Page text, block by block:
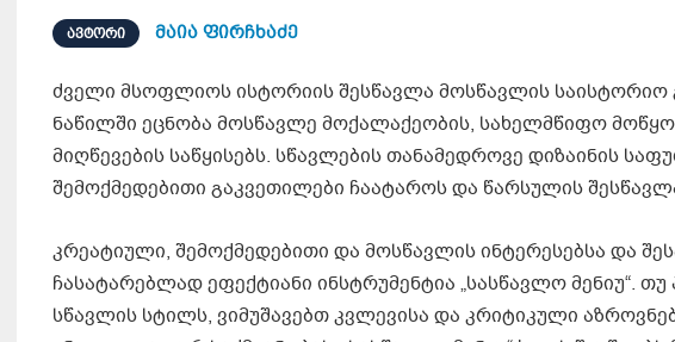
ᲐᲕᲢᲝᲠᲘ მაია ფირჩხაძე
ძველი მსოფლიოს ისტორიის შესწავლა მოსწავლის საისტორიო
ნაწილში ეცნობა მოსწავლე მოქალაქეობის, სახელმწიფო
მიღწევების საწყისებს. სწავლების თანამედროვე დიზაინის
შემოქმედებითი გაკვეთილები ჩაატაროს და წარსულის
კრეატიული, შემოქმედებითი და მოსწავლის ინტერესებსა და
ჩასატარებლად ეფექტიანი ინსტრუმენტია „სასწავლო მენიუ“.
სწავლის სტილს, ვიმუშავებთ კვლევისა და კრიტიკული